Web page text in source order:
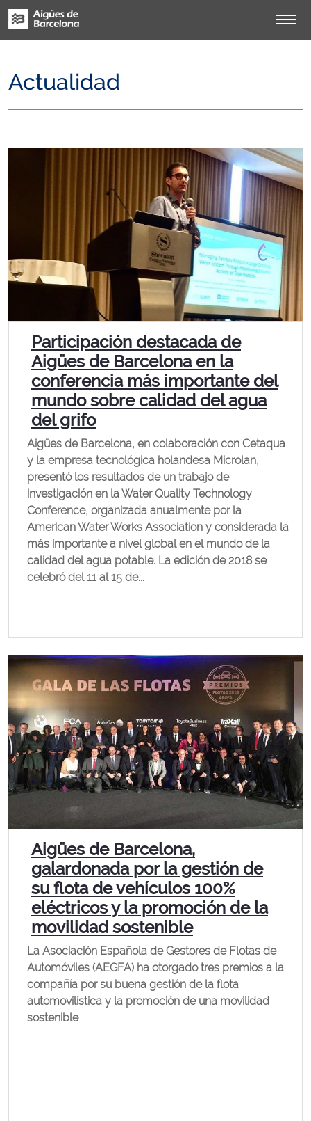
Actualidad
Participación destacada de
Aigües de Barcelona en la
conferencia más importante del
mundo sobre calidad del agua
del grifo
Aigües de Barcelona, en colaboración con Cetaqua
y la empresa tecnológica holandesa Microlan,
presentó los resultados de un trabajo de
investigación en la Water Quality Technology
Conference, organizada anualmente por la
American Water Works Association y considerada la
más importante a nivel global en el mundo de la
calidad del agua potable. La edición de 2018 se
celebró del 11 al 15 de...
Aigües de Barcelona,
galardonada por la gestión de
su flota de vehículos 100%
eléctricos y la promoción de la
movilidad sostenible
La Asociación Española de Gestores de Flotas de
Automóviles (AEGFA) ha otorgado tres premios a la
compañía por su buena gestión de la flota
automovilística y la promoción de una movilidad
sostenible